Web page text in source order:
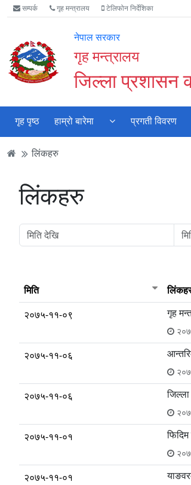
Accessibility
Mode
गर्नुहोस्
मुख्य
सामाग्री
मुख्य
नेभिगेसन
वेबसाइट
खोजमा
सम्पर्क गृह मन्त्रालय टेलिफोन निर्देशिका
नेपाल सरकार
गृह मन्त्रालय
जिल्ला प्रशासन
गृह पृष्ठ हाम्रो बारेमा प्रगती विवरण
लिंकहरु
लिंकहरु
मिति
२०७५-११-०९
गृह
२०७५-११-०६
२०७५-११-०६
२०७५-११-०१
२०७५-११-०१